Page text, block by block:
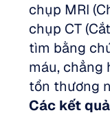
chụp MRI
chụp CT
tìm bằng
máu, chẳng
Các kết